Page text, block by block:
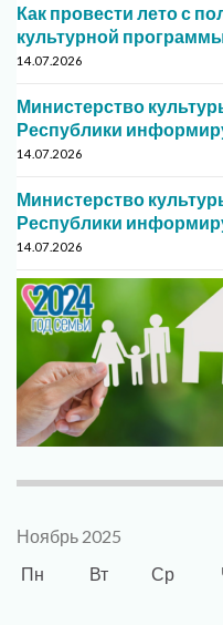
Как провести лето с
культурной
14.07.2026
Министерство
Республики
14.07.2026
Министерство
Республики
14.07.2026
Ноябрь 2025
Пн
Вт Ср